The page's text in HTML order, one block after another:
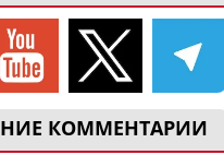
КОММЕНТАРИИ